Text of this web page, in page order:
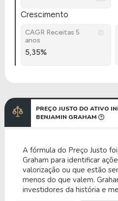
Crescimento
CAGR Receitas 5
anos
5,35%
PREÇO JUSTO DO ATIVO
BENJAMIN GRAHAM
A fórmula do Preço Justo
Graham para identificar
valorização ou que estão
menos do que valem.
investidores da história e